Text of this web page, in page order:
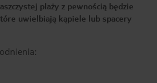
plaży z pewnością będzie
uwielbiają kąpiele lub spacery